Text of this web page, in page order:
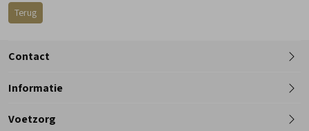
Terug
Contact
Telefoon
Informatie
Voetzorg